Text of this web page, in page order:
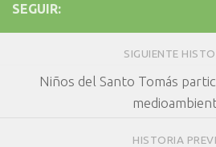
SEGUIR:
SIGUIENTE
Niños del Santo Tomás
HISTORIA